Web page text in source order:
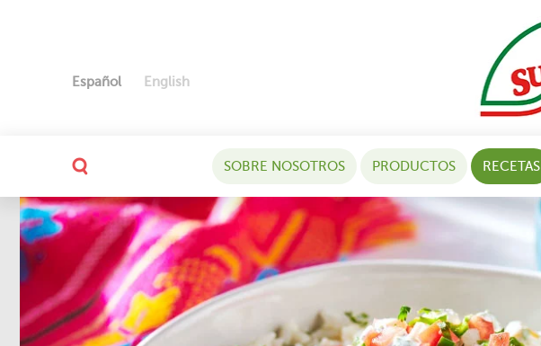
Español English
SOBRE NOSOTROS PRODUCTOS RECETAS